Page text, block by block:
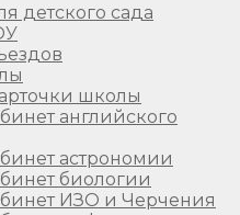
детского сада
школы
английского
астрономии
биологии
ИЗО и Черчения